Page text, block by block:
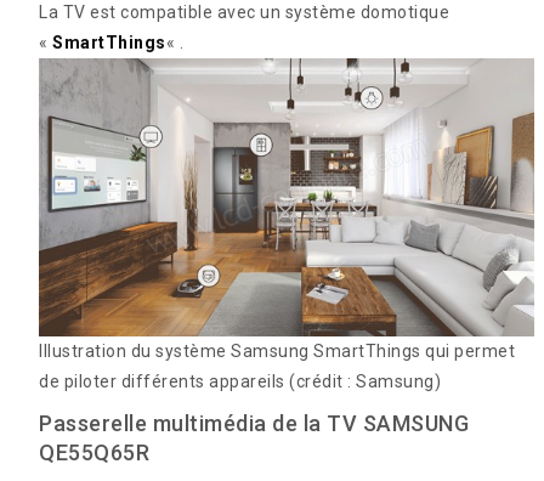
La TV est compatible avec un système domotique
«SmartThings« .
Illustration du système Samsung SmartThings qui permet
de piloter différents appareils(crédit : Samsung)
Passerelle multimédia de la TV SAMSUNG
QE55Q65R